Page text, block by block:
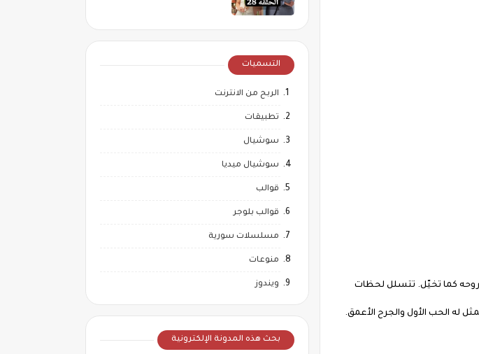
روحه كما تخيّل. تتسلل لحظات
له الحب الأول والجرح الأعمق.
التسميات
الربح من الانترنت
تطبيقات
سوشيال
سوشيال ميديا
قوالب
قوالب بلوجر
مسلسلات سورية
منوعات
ويندوز
بحث هذه المدونة الإلكترونية